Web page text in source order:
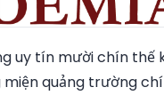
uy tín mười chín
quảng trường